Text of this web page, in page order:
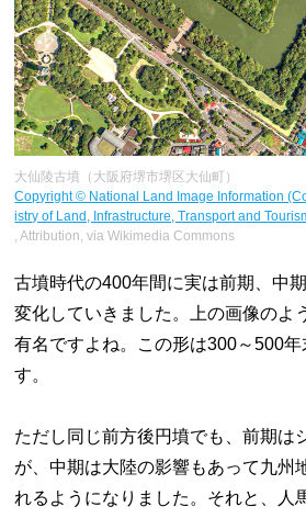
大仙陵古墳（大阪府堺市堺区大仙町）
Copyright © National Land Image Information
istry of Land, Infrastructure, Transport and
, Attribution, via Wikimedia Commons
古墳時代の400年間に実は前期、中
変化していきました。上の画像のよ
有名ですよね。この形は300～500
す。
ただし同じ前方後円墳でも、前期は
が、中期は大陸の影響もあって九州
れるようになりました。それと、人